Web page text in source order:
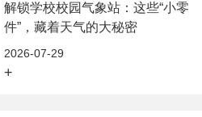
解锁学校校园气象站：这些“小零
件”，藏着天气的大秘密
2026-07-29
+